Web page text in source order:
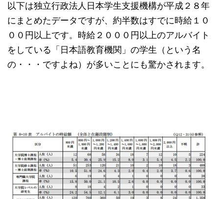
以下は独立行政法人日本学生支援機構が平成２８年
にまとめたデータですが、約半数はすでに時給１０
００円以上です。時給２０００円以上のアルバイト
をしている「日本語教育機関」の学生（という名
の・・・ですよね）が多いことにも驚かされます。